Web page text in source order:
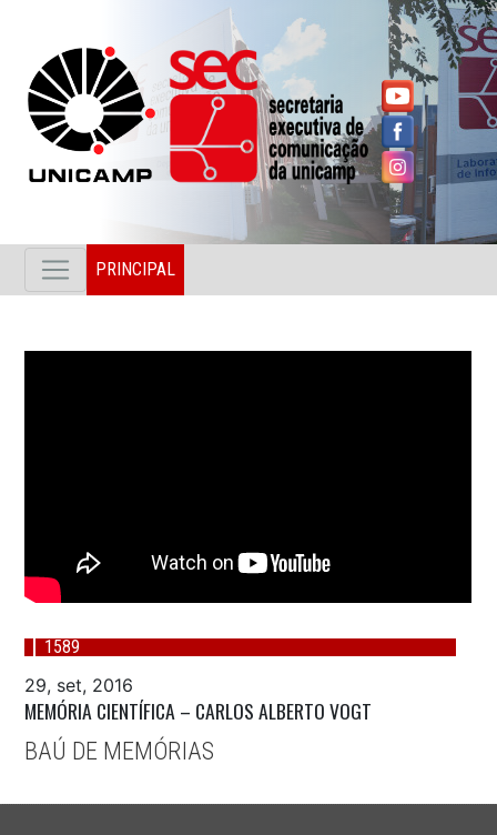
PRINCIPAL
1589
29, set, 2016
MEMÓRIA CIENTÍFICA – CARLOS ALBERTO VOGT
BAÚ DE MEMÓRIAS